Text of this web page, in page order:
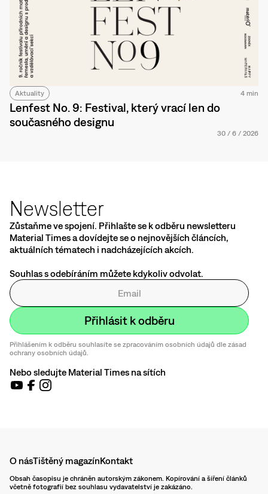
Aktuality 4 min
Lenfest No. 9: Festival, který vrací len do
současného designu
30 / 6 / 2026
Newsletter
Zůstaňme ve spojení. Přihlašte se k odběru newsletteru
Material Times a dovídejte se o nejnovějších článcích,
aktuálních tématech i nadcházejících akcích.
Souhlas s odebíráním můžete kdykoliv odvolat.
Přihlášením k odběru souhlasíte se zpracováním osobních údajů dle zásad
ochrany osobních údajů.
Nebo sledujte Material Times na sítích
O násTištěný magazínKontakt
Obsah časopisu je chráněn autorským zákonem. Kopírování a šíření článků
včetně fotografií bez souhlasu vydavatelství je zakázáno.